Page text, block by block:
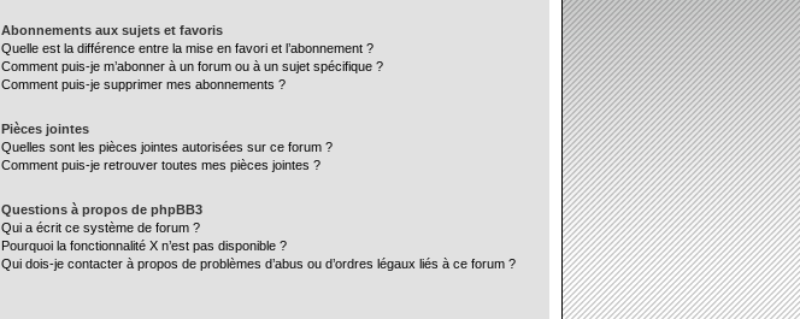
Abonnements aux sujets et favoris
Quelle est la différence entre la mise en favori et l’abonnement ?
Comment puis-je m’abonner à un forum ou à un sujet spécifique ?
Comment puis-je supprimer mes abonnements ?
Pièces jointes
Quelles sont les pièces jointes autorisées sur ce forum ?
Comment puis-je retrouver toutes mes pièces jointes ?
Questions à propos de phpBB3
Qui a écrit ce système de forum ?
Pourquoi la fonctionnalité X n’est pas disponible ?
Qui dois-je contacter à propos de problèmes d’abus ou d’ordres légaux liés à ce forum ?